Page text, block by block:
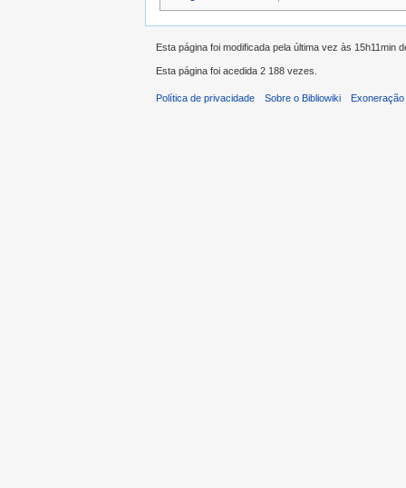
Esta página foi modificada pela última vez às 15h11min
Esta página foi acedida 2 188 vezes.
Política de privacidade Sobre o Bibliowiki